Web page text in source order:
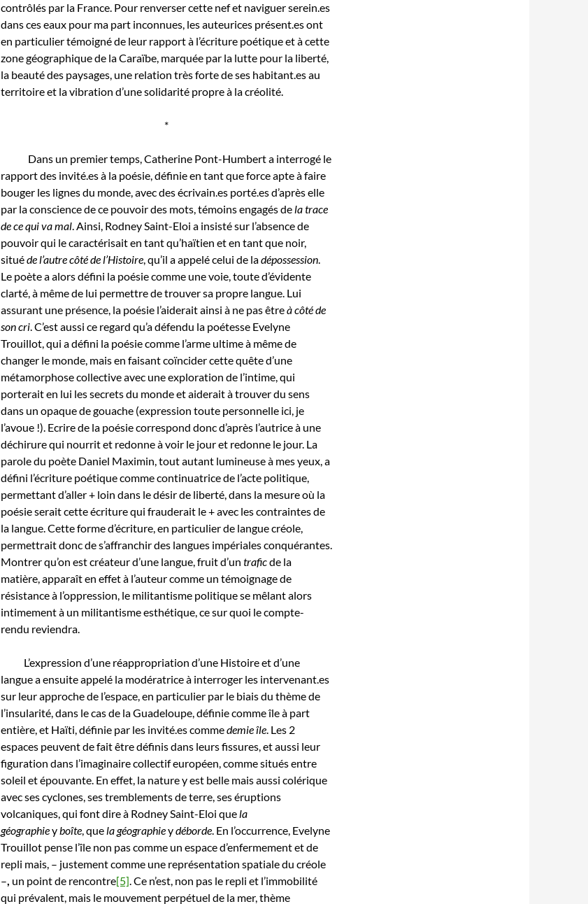
contrôlés par la France. Pour renverser cette nef et naviguer serein.es
dans ces eaux pour ma part inconnues, les auteurices présent.es ont
en particulier témoigné de leur rapport à l’écriture poétique et à cette
zone géographique de la Caraïbe, marquée par la lutte pour la liberté,
la beauté des paysages, une relation très forte de ses habitant.es au
territoire et la vibration d’une solidarité propre à la créolité.
*
Dans un premier temps, Catherine Pont-Humbert a interrogé le
rapport des invité.es à la poésie, définie en tant que force apte à faire
bouger les lignes du monde, avec des écrivain.es porté.es d’après elle
par la conscience de ce pouvoir des mots, témoins engagés dela trace
de ce qui va mal. Ainsi, Rodney Saint-Eloi a insisté sur l’absence de
pouvoir qui le caractérisait en tant qu’haïtien et en tant que noir,
situéde l’autre côté de l’Histoire, qu’il a appelé celui de ladépossession.
Le poète a alors défini la poésie comme une voie, toute d’évidente
clarté, à même de lui permettre de trouver sa propre langue. Lui
assurant une présence, la poésie l’aiderait ainsi à ne pas êtreà côté de
son cri. C’est aussi ce regard qu’a défendu la poétesse Evelyne
Trouillot, qui a défini la poésie comme l’arme ultime à même de
changer le monde, mais en faisant coïncider cette quête d’une
métamorphose collective avec une exploration de l’intime, qui
porterait en lui les secrets du monde et aiderait à trouver du sens
dans un opaque de gouache (expression toute personnelle ici, je
l’avoue !). Ecrire de la poésie correspond donc d’après l’autrice à une
déchirure qui nourrit et redonne à voir le jour et redonne le jour. La
parole du poète Daniel Maximin, tout autant lumineuse à mes yeux, a
défini l’écriture poétique comme continuatrice de l’acte politique,
permettant d’aller + loin dans le désir de liberté, dans la mesure où la
poésie serait cette écriture qui frauderait le + avec les contraintes de
la langue. Cette forme d’écriture, en particulier de langue créole,
permettrait donc de s’affranchir des langues impériales conquérantes.
Montrer qu’on est créateur d’une langue, fruit d’un traficde la
matière, apparaît en effet à l’auteur comme un témoignage de
résistance à l’oppression, le militantisme politique se mêlant alors
intimement à un militantisme esthétique, ce sur quoi le compte-
rendu reviendra.
L’expression d’une réappropriation d’une Histoire et d’une
langue a ensuite appelé la modératrice à interroger les intervenant.es
sur leur approche de l’espace, en particulier par le biais du thème de
l’insularité, dans le cas de la Guadeloupe, définie comme île à part
entière, et Haïti, définie par les invité.es commedemie île. Les 2
espaces peuvent de fait être définis dans leurs fissures, et aussi leur
figuration dans l’imaginaire collectif européen, comme situés entre
soleil et épouvante. En effet, la nature y est belle mais aussi colérique
avec ses cyclones, ses tremblements de terre, ses éruptions
volcaniques, qui font dire à Rodney Saint-Eloi quela
géographieyboîte, quela géographieydéborde. En l’occurrence, Evelyne
Trouillot pense l’île non pas comme un espace d’enfermement et de
repli mais, – justement comme une représentation spatiale du créole
–, un point de rencontre[5]. Ce n’est, non pas le repli et l’immobilité
qui prévalent, mais le mouvement perpétuel de la mer, thème